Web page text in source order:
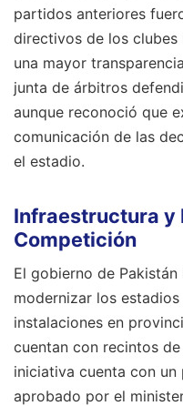
partidos anteriores
directivos de los clubes
una mayor
junta de árbitros
aunque reconoció que
comunicación de las
el estadio.
Infraestructura y
Competición
El gobierno de
modernizar los
instalaciones en
cuentan con recintos
iniciativa cuenta con un
aprobado por el